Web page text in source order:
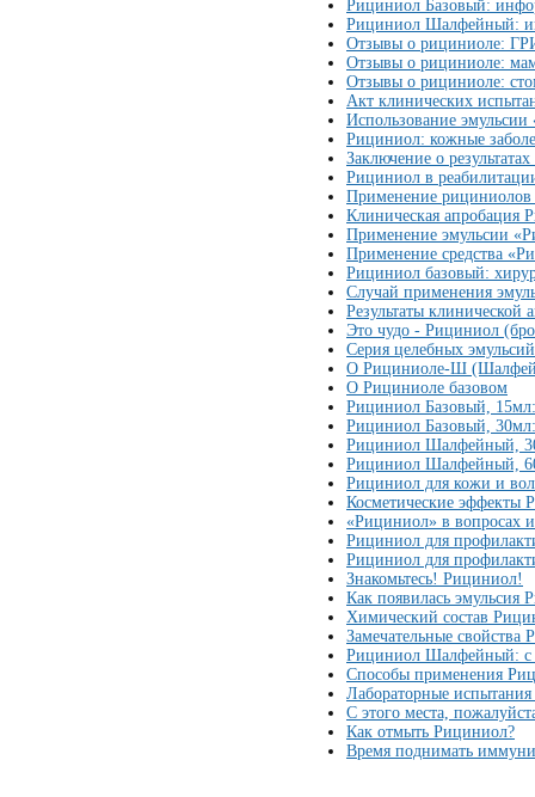
Рициниол Базовый:
Рициниол Шалфейный:
Отзывы о рициниоле:
Отзывы о рициниоле:
Отзывы о рициниоле:
Акт клинических
Использование
Рициниол: кожные
Заключение о
Рициниол в
Применение
Клиническая апробация
Применение эмульсии
Применение средства
Рициниол базовый:
Случай применения
Результаты
Это чудо - Рициниол
Серия целебных
О Рициниоле-Ш
О Рициниоле базовом
Рициниол Базовый,
Рициниол Базовый,
Рициниол Шалфейный,
Рициниол Шалфейный,
Рициниол для кожи и
Косметические эффекты
«Рициниол» в вопросах и
Рициниол для
Рициниол для
Знакомьтесь! Рициниол!
Как появилась эмульсия
Химический состав
Замечательные свойства
Рициниол Шалфейный: с
Способы применения
Лабораторные
С этого места,
Как отмыть Рициниол?
Время поднимать